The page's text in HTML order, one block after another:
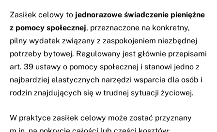
Zasiłek celowy to jednorazowe świadczenie pieniężne
z pomocy społecznej, przeznaczone na konkretny,
pilny wydatek związany z zaspokojeniem niezbędnej
potrzeby bytowej. Regulowany jest głównie przepisami
art. 39 ustawy o pomocy społecznej i stanowi jedno z
najbardziej elastycznych narzędzi wsparcia dla osób i
rodzin znajdujących się w trudnej sytuacji życiowej.
W praktyce zasiłek celowy może zostać przyznany